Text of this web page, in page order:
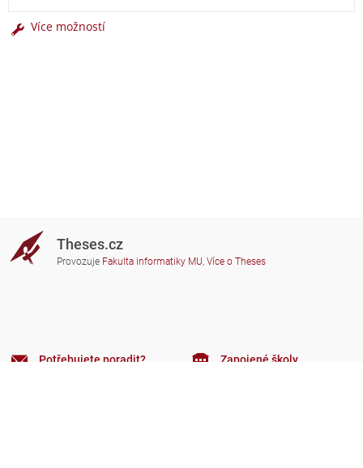
Více možností
Theses.cz
Provozuje Fakulta informatiky MU, Více o Theses
Potřebujete poradit? Zapojené školy